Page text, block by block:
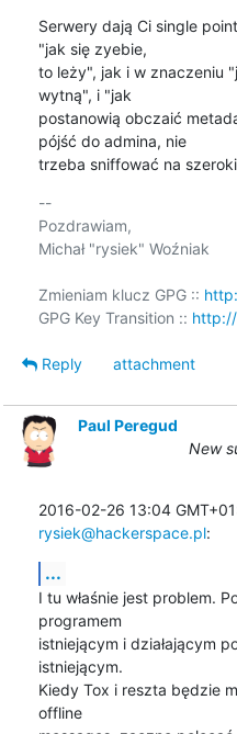
Serwery dają Ci single
"jak się zyebie,
to leży", jak i w znaczeniu
wytną", i "jak
postanowią obczaić
pójść do admina, nie
trzeba sniffować na
--
Pozdrawiam,
Michał "rysiek" Woźniak
Zmieniam klucz GPG ::
GPG Key Transition ::
Reply
attachment
Paul Peregud
New
rysiek@hackerspace.pl:
...
I tu właśnie jest problem.
programem
istniejącym i działającym
istniejącym.
Kiedy Tox i reszta będzie
offline